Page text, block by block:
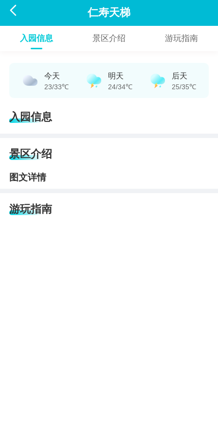
 仁寿天梯
入园信息 景区介绍 游玩指南
今天
23/33℃
明天
24/34℃
后天
25/35℃
入园信息
景区介绍
图文详情
游玩指南